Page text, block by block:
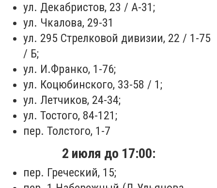
ул. Декабристов, 23 / А-31;
ул. Чкалова, 29-31
ул. 295 Стрелковой дивизии, 22 / 1-75
/ Б;
ул. И.Франко, 1-76;
ул. Коцюбинского, 33-58 / 1;
ул. Летчиков, 24-34;
ул. Тостого, 84-121;
пер. Толстого, 1-7
2 июля до 17:00:
пер. Греческий, 15;